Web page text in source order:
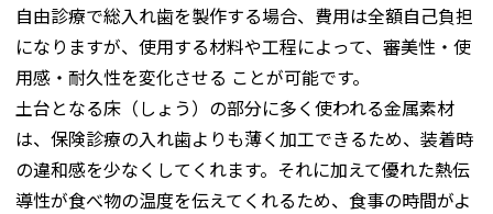
自由診療で総入れ歯を製作する場合、費用は全額自己負担
になりますが、使用する材料や工程によって、審美性・使
用感・耐久性を変化させる ことが可能です。
土台となる床（しょう）の部分に多く使われる金属素材
は、保険診療の入れ歯よりも薄く加工できるため、装着時
の違和感を少なくしてくれます。それに加えて優れた熱伝
導性が食べ物の温度を伝えてくれるため、食事の時間がよ